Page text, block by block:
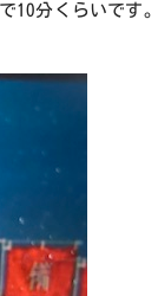
10分くらいです。